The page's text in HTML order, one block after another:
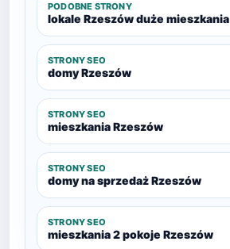
PODOBNE STRONY
lokale Rzeszów duże mieszkania
STRONY SEO
domy Rzeszów
STRONY SEO
mieszkania Rzeszów
STRONY SEO
domy na sprzedaż Rzeszów
STRONY SEO
mieszkania 2 pokoje Rzeszów